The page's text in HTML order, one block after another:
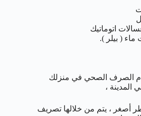
اتوماتيك
( بيلر ).
الصرف الصحي في منزلك
،
أصغر ، يتم من خلالها تصريف